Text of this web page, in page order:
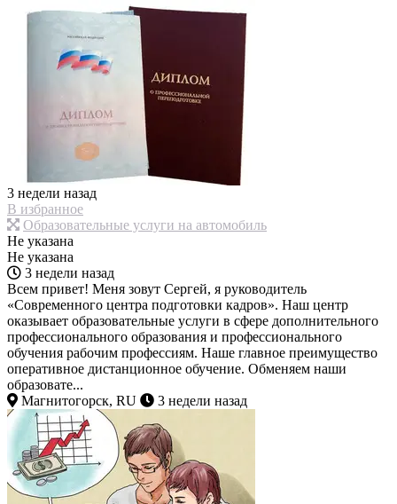
3 недели назад
В избранное
Образовательные услуги на автомобиль
Не указана
Не указана
3 недели назад
Всем привет! Меня зовут Сергей, я руководитель
«Современного центра подготовки кадров». Наш центр
оказывает образовательные услуги в сфере дополнительного
профессионального образования и профессионального
обучения рабочим профессиям. Наше главное преимущество
оперативное дистанционное обучение. Обменяем наши
образовате...
Магнитогорск, RU
3 недели назад